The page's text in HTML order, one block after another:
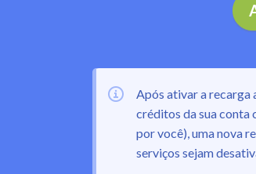
Após ativar a recarga
créditos da sua conta
por você), uma nova
serviços sejam